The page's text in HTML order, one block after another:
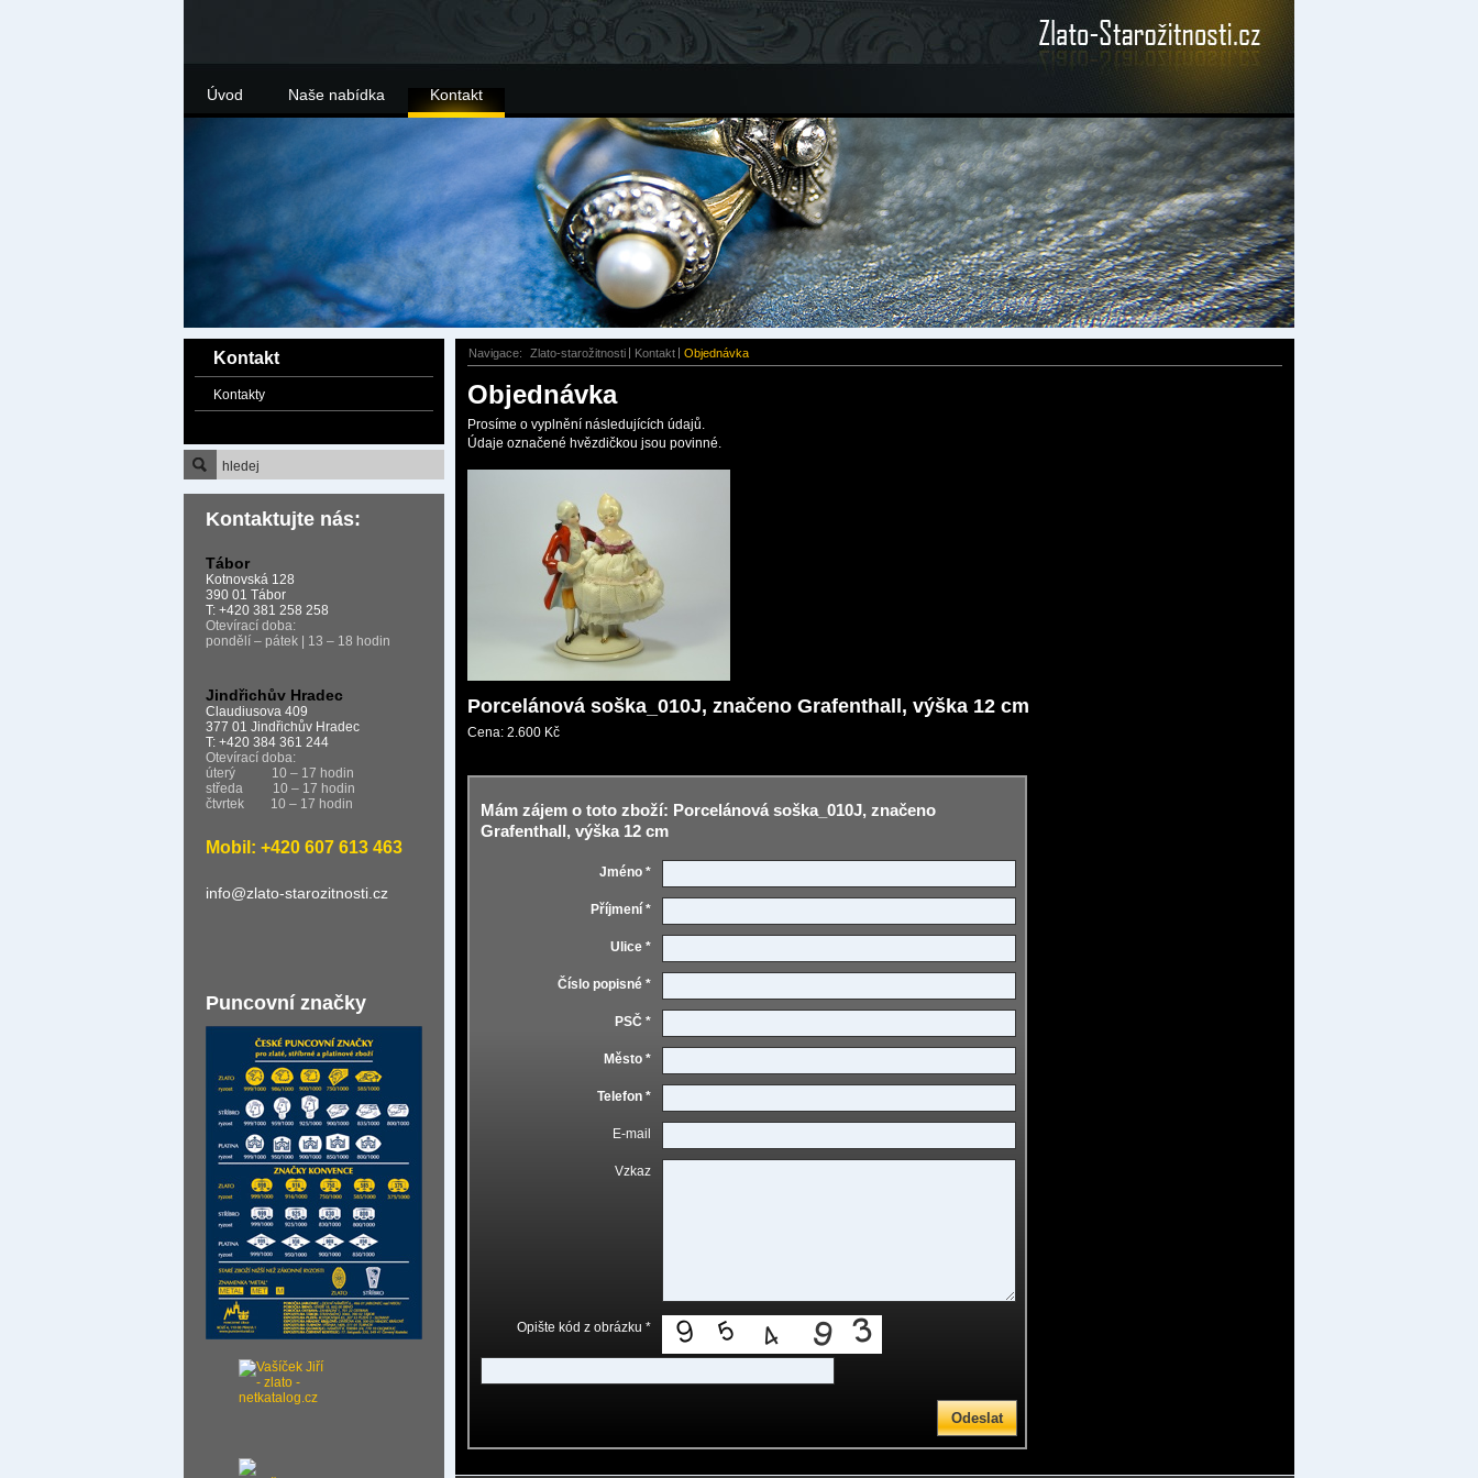
Úvod Naše nabídka Kontakt
Kontakt
Kontakty
Kontaktujte nás:
Tábor
Kotnovská 128
390 01 Tábor
T: +420 381 258 258
Otevírací doba:
pondělí – pátek | 13 – 18 hodin
Jindřichův Hradec
Claudiusova 409
377 01 Jindřichův Hradec
T: +420 384 361 244
Otevírací doba:
úterý 10 – 17 hodin
středa 10 – 17 hodin
čtvrtek 10 – 17 hodin
Mobil: +420 607 613 463
info@zlato-starozitnosti.cz
Puncovní značky
Navigace: Zlato-starožitnosti Kontakt Objednávka
Objednávka
Prosíme o vyplnění následujících údajů.
Údaje označené hvězdičkou jsou povinné.
Porcelánová soška_010J, značeno Grafenthall, výška 12 cm
Cena: 2.600 Kč
Mám zájem o toto zboží: Porcelánová soška_010J, značeno
Grafenthall, výška 12 cm
Jméno *
Příjmení *
Ulice *
Číslo popisné *
PSČ *
Město *
Telefon *
E-mail
Vzkaz
Opište kód z obrázku *